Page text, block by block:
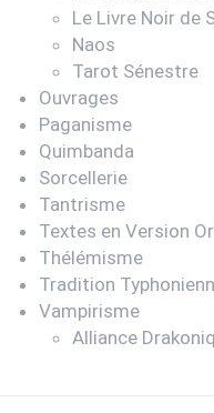
Le Livre Noir de
Naos
Tarot Sénestre
Ouvrages
Paganisme
Quimbanda
Sorcellerie
Tantrisme
Textes en Version
Thélémisme
Tradition
Vampirisme
Alliance